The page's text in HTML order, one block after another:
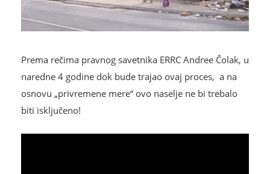
Prema rečima pravnog savetnika ERRC Andree Čolak, u
naredne 4 godine dok bude trajao ovaj proces, a na
osnovu „privremene mere“ ovo naselje ne bi trebalo
biti isključeno!